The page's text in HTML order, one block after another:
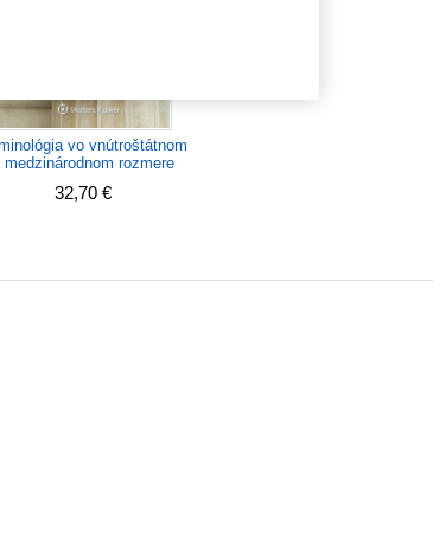
vo vnútroštátnom
medzinárodnom rozmere
32,70 €